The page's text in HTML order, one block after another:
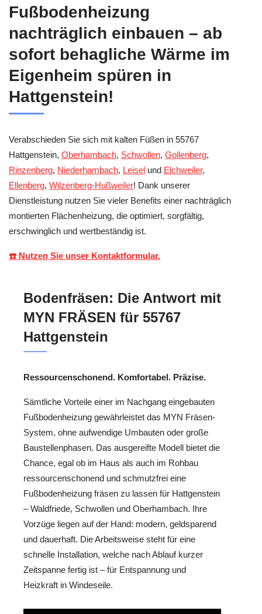
Fußbodenheizung
nachträglich einbauen – ab
sofort behagliche Wärme im
Eigenheim spüren in
Hattgenstein!
Verabschieden Sie sich mit kalten Füßen in 55767
Hattgenstein, Oberhambach, Schwollen, Gollenberg,
Rinzenberg, Niederhambach, Leisel und Elchweiler,
Ellenberg, Wilzenberg-Hußweiler! Dank unserer
Dienstleistung nutzen Sie vieler Benefits einer nachträglich
montierten Flächenheizung, die optimiert, sorgfältig,
erschwinglich und wertbeständig ist.
☎️ Nutzen Sie unser Kontaktformular.
Bodenfräsen: Die Antwort mit
MYN FRÄSEN für 55767
Hattgenstein
Ressourcenschonend. Komfortabel. Präzise.
Sämtliche Vorteile einer im Nachgang eingebauten
Fußbodenheizung gewährleistet das MYN Fräsen-
System, ohne aufwendige Umbauten oder große
Baustellenphasen. Das ausgereifte Modell bietet die
Chance, egal ob im Haus als auch im Rohbau
ressourcenschonend und schmutzfrei eine
Fußbodenheizung fräsen zu lassen für Hattgenstein
– Waldfriede, Schwollen und Oberhambach. Ihre
Vorzüge liegen auf der Hand: modern, geldsparend
und dauerhaft. Die Arbeitsweise steht für eine
schnelle Installation, welche nach Ablauf kurzer
Zeitspanne fertig ist – für Entspannung und
Heizkraft in Windeseile.